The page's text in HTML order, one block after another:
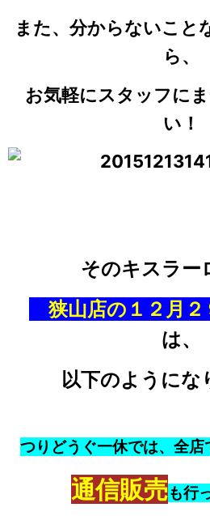
また、分からないこと
ら、
お気軽にスタッフに
い！
そのキスラー
狭山店の１２月２
は、
以下のようにな
つりどうぐ一休では、全
通信販売も行